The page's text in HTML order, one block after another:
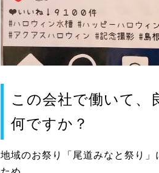
この会社で働いて、
何ですか？
地域のお祭り「尾道みなと祭り